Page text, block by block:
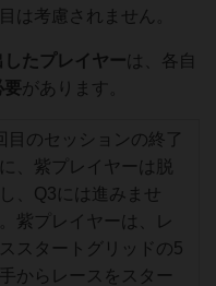
は考慮されません。
たプレイヤーは、各自
要があります。
目のセッションの終了
に、紫プレイヤーは脱
、Q3には進みませ
紫プレイヤーは、レ
スタートグリッドの5
からレースをスター